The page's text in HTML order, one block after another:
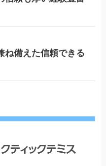
ね備えた信頼できる